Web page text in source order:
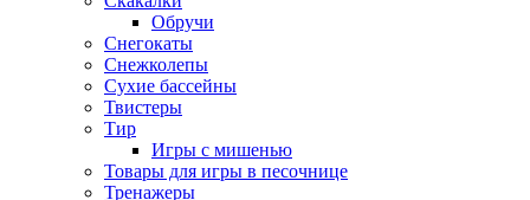
Обручи
Снегокаты
Снежколепы
Сухие бассейны
Твистеры
Тир
Игры с мишенью
Товары для игры в песочнице
Тренажеры